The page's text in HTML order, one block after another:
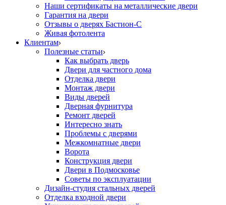
Наши сертификаты на металлические двери
Гарантия на двери
Отзывы о дверях Бастион-С
Живая фотолента
Клиентам
Полезные статьи
Как выбрать дверь
Двери для частного дома
Отделка двери
Монтаж двери
Виды дверей
Дверная фурнитура
Ремонт дверей
Интересно знать
Проблемы с дверями
Межкомнатные двери
Ворота
Конструкция двери
Двери в Подмосковье
Cоветы по эксплуатации
Дизайн-студия стальных дверей
Отделка входной двери